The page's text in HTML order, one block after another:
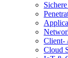
Client-
Cloud